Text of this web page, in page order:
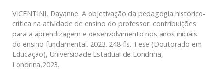
VICENTINI, Dayanne. A objetivação da pedagogia histórico-
crítica na atividade de ensino do professor: contribuições
para a aprendizagem e desenvolvimento nos anos iniciais
do ensino fundamental. 2023. 248 fls. Tese (Doutorado em
Educação), Universidade Estadual de Londrina,
Londrina,2023.